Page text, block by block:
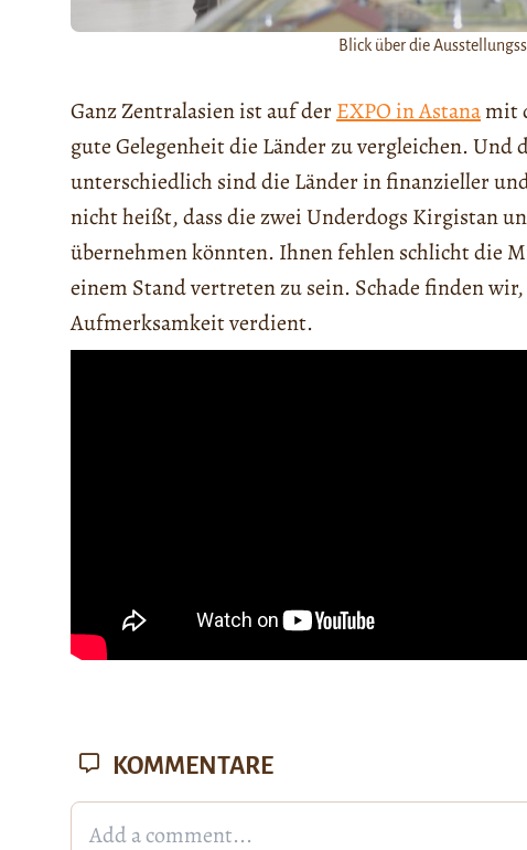
Blick über die
Ganz Zentralasien ist auf derEXPO in Astanamit
gute Gelegenheit die Länder zu vergleichen. Und
unterschiedlich sind die Länder in finanzieller
nicht heißt, dass die zwei Underdogs Kirgistan
übernehmen könnten. Ihnen fehlen schlicht die
einem Stand vertreten zu sein. Schade finden
Aufmerksamkeit verdient.
KOMMENTARE